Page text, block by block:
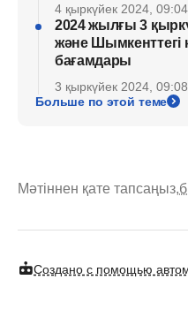
4 қыркүйек 2024, 09:04
2024 жылғы 3
және Шымкенттегі
бағамдары
3 қыркүйек 2024, 09:08
Больше по этой теме
Мәтіннен қате тапсаңыз,
Создано с помощью